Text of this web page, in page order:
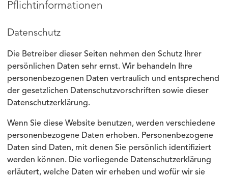
Pflichtinformationen
Datenschutz
Die Betreiber dieser Seiten nehmen den Schutz Ihrer
persönlichen Daten sehr ernst. Wir behandeln Ihre
personenbezogenen Daten vertraulich und entsprechend
der gesetzlichen Datenschutzvorschriften sowie dieser
Datenschutzerklärung.
Wenn Sie diese Website benutzen, werden verschiedene
personenbezogene Daten erhoben. Personenbezogene
Daten sind Daten, mit denen Sie persönlich identifiziert
werden können. Die vorliegende Datenschutzerklärung
erläutert, welche Daten wir erheben und wofür wir sie